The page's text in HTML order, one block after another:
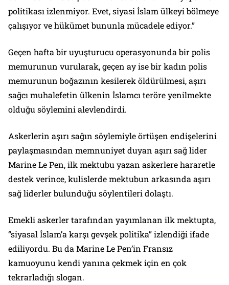
politikası izlenmiyor. Evet, siyasi İslam ülkeyi bölmeye
çalışıyor ve hükümet bununla mücadele ediyor.”
Geçen hafta bir uyuşturucu operasyonunda bir polis
memurunun vurularak, geçen ay ise bir kadın polis
memurunun boğazının kesilerek öldürülmesi, aşırı
sağcı muhalefetin ülkenin İslamcı teröre yenilmekte
olduğu söylemini alevlendirdi.
Askerlerin aşırı sağın söylemiyle örtüşen endişelerini
paylaşmasından memnuniyet duyan aşırı sağ lider
Marine Le Pen, ilk mektubu yazan askerlere hararetle
destek verince, kulislerde mektubun arkasında aşırı
sağ liderler bulunduğu söylentileri dolaştı.
Emekli askerler tarafından yayımlanan ilk mektupta,
“siyasal İslam’a karşı gevşek politika” izlendiği ifade
ediliyordu. Bu da Marine Le Pen’in Fransız
kamuoyunu kendi yanına çekmek için en çok
tekrarladığı slogan.